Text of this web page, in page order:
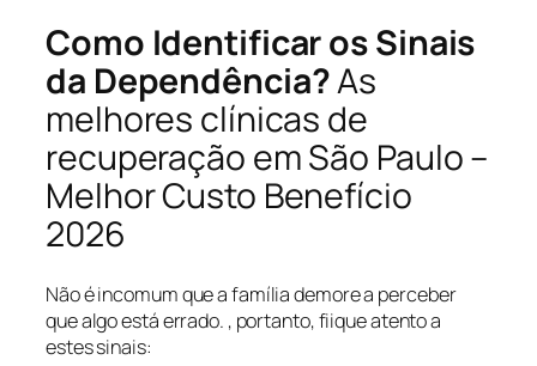
Como Identificar os Sinais
da Dependência?As
melhores clínicas de
recuperação em São Paulo –
Melhor Custo Benefício
2026
Não é incomum que a família demore a perceber
que algo está errado. , portanto, fiique atento a
estes sinais: